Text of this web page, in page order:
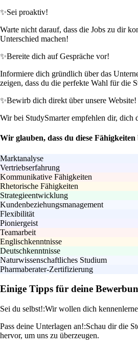
✨Sei proaktiv!
Warte nicht darauf, dass die Jobs zu dir
Unterschied machen!
✨Bereite dich auf Gespräche vor!
Informiere dich gründlich über das
zeigen, dass du die perfekte Wahl für die
✨Bewirb dich direkt über unsere Website!
Wir bei StudySmarter empfehlen dir, dich
Wir glauben, dass du diese
Marktanalyse
Vertriebserfahrung
Kommunikative Fähigkeiten
Rhetorische Fähigkeiten
Strategieentwicklung
Kundenbeziehungsmanagement
Flexibilität
Pioniergeist
Teamarbeit
Englischkenntnisse
Deutschkenntnisse
Naturwissenschaftliches Studium
Pharmaberater-Zertifizierung
Einige Tipps für deine
Sei du selbst!:Wir wollen dich
Pass deine Unterlagen an!:Schau dir die
hervor, um uns zu überzeugen.